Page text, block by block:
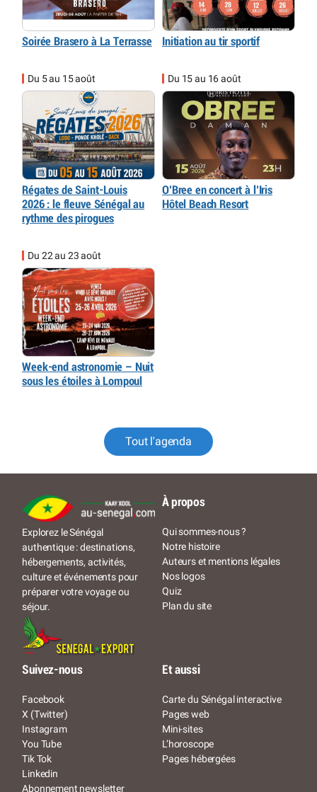
Soirée Brasero à La Terrasse Initiation au tir sportif
Du 5 au 15 août
Régates de Saint-Louis
2026 : le fleuve Sénégal au
rythme des pirogues
Du 15 au 16 août
O’Bree en concert à l’Iris
Hôtel Beach Resort
Du 22 au 23 août
Week-end astronomie – Nuit
sous les étoiles à Lompoul
Tout l'agenda
Explorez le Sénégal
authentique : destinations,
hébergements, activités,
culture et événements pour
préparer votre voyage ou
séjour.
À propos
Qui sommes-nous ?
Notre histoire
Auteurs et mentions légales
Nos logos
Quiz
Plan du site
Suivez-nous
Facebook
X (Twitter)
Instagram
You Tube
Tik Tok
Linkedin
Abonnement newsletter
Et aussi
Carte du Sénégal interactive
Pages web
Mini-sites
L’horoscope
Pages hébergées